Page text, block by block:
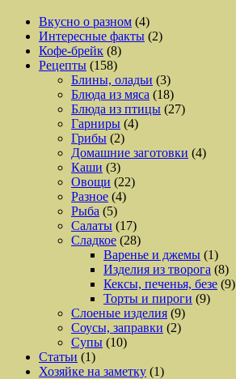
Вкусно о разном (4)
Интересные факты (2)
Кофе-брейк (8)
Рецепты (158)
Блины, оладьи (3)
Блюда из мяса (18)
Блюда из птицы (27)
Гарниры (4)
Грибы (2)
Домашние заготовки (4)
Каши (3)
Овощи (22)
Разное (4)
Рыба (5)
Салаты (17)
Сладкое (28)
Варенье и джемы (1)
Изделия из творога (8)
Кексы, печенья, безе (9)
Торты и пироги (9)
Слоеные изделия (9)
Соусы, заправки (2)
Супы (10)
Статьи (1)
Хозяйке на заметку (1)